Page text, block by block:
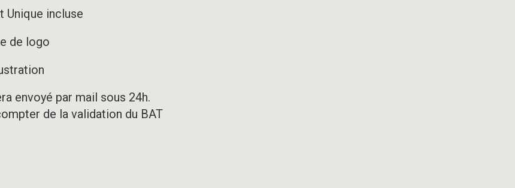
Unique incluse
de logo
envoyé par mail sous 24h.
de la validation du BAT